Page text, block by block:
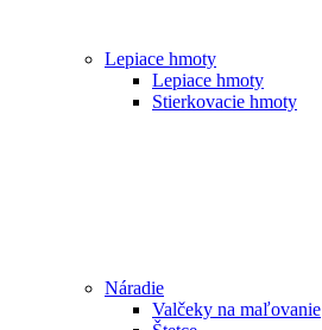
Lepiace hmoty
Lepiace hmoty
Stierkovacie hmoty
Náradie
Valčeky na maľovanie